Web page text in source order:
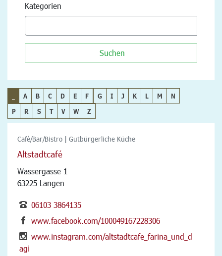
Kategorien
Suchen
A B C D E F G I J K L M
N
P
R S T V W Z
Café/Bar/Bistro | Gutbürgerliche Küche
Altstadtcafé
Wassergasse 1
63225 Langen
06103 3864135
www.facebook.com/100049167228306
www.instagram.com/altstadtcafe_farina_und_d
agi